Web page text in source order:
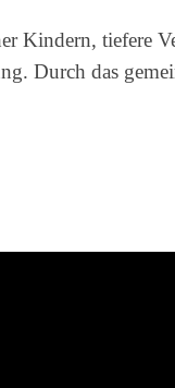
Kindern, tiefere
Durch das